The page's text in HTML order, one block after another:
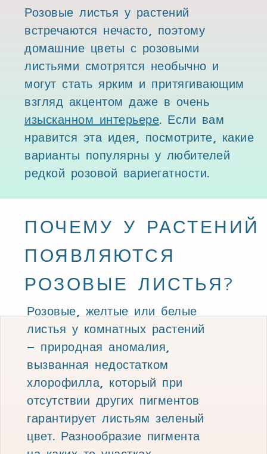
Розовые листья у растений
встречаются нечасто, поэтому
домашние цветы с розовыми
листьями смотрятся необычно и
могут стать ярким и притягивающим
взгляд акцентом даже в очень
изысканном интерьере. Если вам
нравится эта идея, посмотрите, какие
варианты популярны у любителей
редкой розовой вариегатности.
ПОЧЕМУ У РАСТЕНИЙ
ПОЯВЛЯЮТСЯ
РОЗОВЫЕ ЛИСТЬЯ?
Розовые, желтые или белые
листья у комнатных растений
– природная аномалия,
вызванная недостатком
хлорофилла, который при
отсутствии других пигментов
гарантирует листьям зеленый
цвет. Разнообразие пигмента